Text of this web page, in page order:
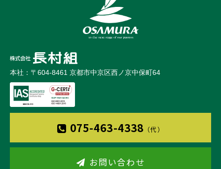
本社：〒604-8461 京都市中京区西ノ京中保町64
075-463-4338（代）
お問い合わせ